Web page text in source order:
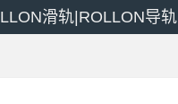
滑轨|ROLLON导轨